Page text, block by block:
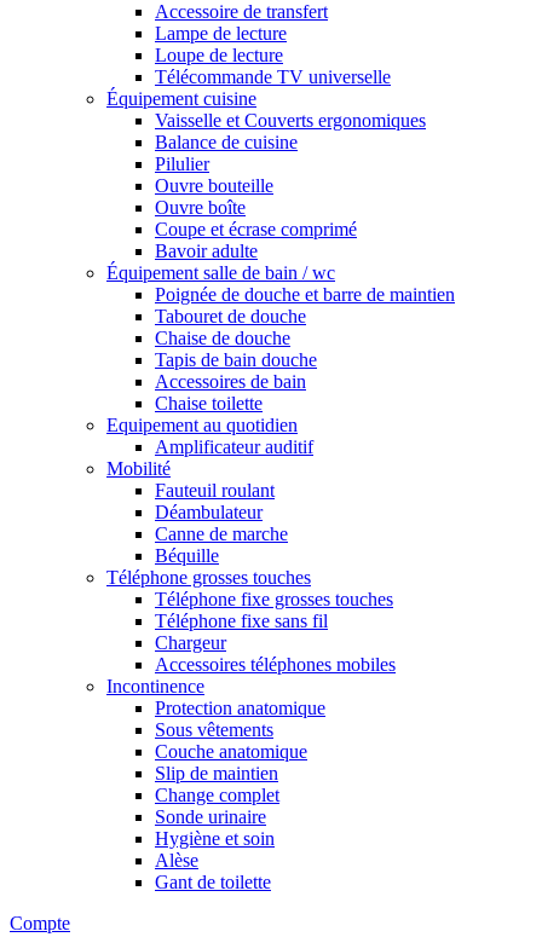
Accessoire de transfert
Lampe de lecture
Loupe de lecture
Télécommande TV universelle
Équipement cuisine
Vaisselle et Couverts ergonomiques
Balance de cuisine
Pilulier
Ouvre bouteille
Ouvre boîte
Coupe et écrase comprimé
Bavoir adulte
Équipement salle de bain / wc
Poignée de douche et barre de maintien
Tabouret de douche
Chaise de douche
Tapis de bain douche
Accessoires de bain
Chaise toilette
Equipement au quotidien
Amplificateur auditif
Mobilité
Fauteuil roulant
Déambulateur
Canne de marche
Béquille
Téléphone grosses touches
Téléphone fixe grosses touches
Téléphone fixe sans fil
Chargeur
Accessoires téléphones mobiles
Incontinence
Protection anatomique
Sous vêtements
Couche anatomique
Slip de maintien
Change complet
Sonde urinaire
Hygiène et soin
Alèse
Gant de toilette
Compte